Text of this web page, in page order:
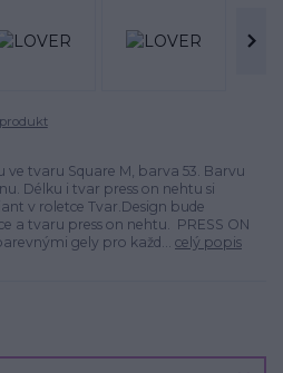
ve tvaru Square M, barva 53. Barvu
Délku i tvar press on nehtu si
v roletce Tvar.Design bude
a tvaru press on nehtu. PRESS ON
gely pro každ... celý popis